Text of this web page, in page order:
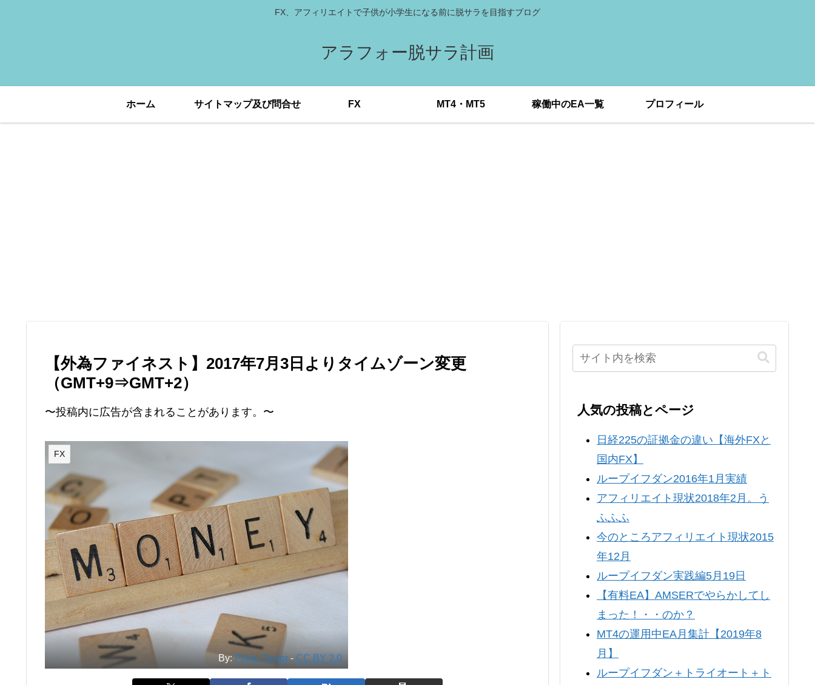
FX、アフィリエイトで子供が小学生になる前に脱サラを目指すブログ
アラフォー脱サラ計画
ホーム サイトマップ及び問合せ FX MT4・MT5 稼働中のEA一覧 プロフィール
【外為ファイネスト】2017年7月3日よりタイムゾーン変更
（GMT+9⇒GMT+2）
〜投稿内に広告が含まれることがあります。〜
FX
By: Philip Taylor - CC BY 2.0
人気の投稿とページ
日経225の証拠金の違い【海外FXと
国内FX】
ループイフダン2016年1月実績
アフィリエイト現状2018年2月。う
ふふふ
今のところアフィリエイト現状2015
年12月
ループイフダン実践編5月19日
【有料EA】AMSERでやらかしてし
まった！・・のか？
MT4の運用中EA月集計【2019年8
月】
ループイフダン＋トライオート＋ト